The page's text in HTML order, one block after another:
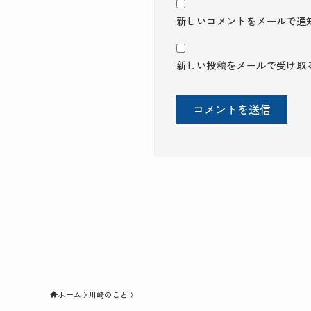
新しいコメントをメールで通
新しい投稿をメールで受け取
ホーム 川崎のこと